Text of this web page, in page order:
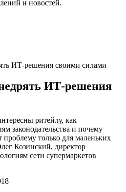
и новостей.
ИТ-решения своими силами
ИТ-решения
ритейлу, как
законодательства и почему
только для маленьких
Козинский, директор
сети супермаркетов